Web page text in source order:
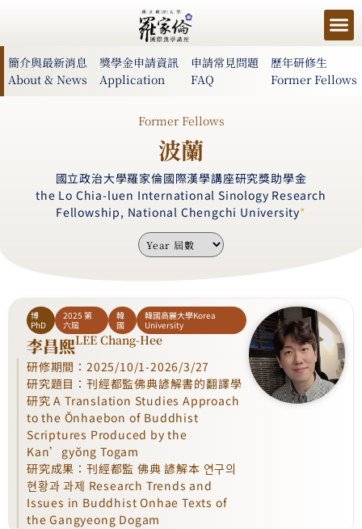
簡介與最新消息
About & News
獎學金申請資訊
Application
申請常見問題
FAQ
歷年研修生
Former Fellows
Former Fellows
波蘭
國立政治大學羅家倫國際漢學講座研究獎助學金
the Lo Chia-luen International Sinology Research
Fellowship, National Chengchi University*
博
PhD
2025 第
六屆
韓
國
韓國高麗大學Korea
University
李昌熙LEE Chang-Hee
研修期間：2025/10/1-2026/3/27
研究題目：刊經都監佛典諺解書的翻譯學
研究 A Translation Studies Approach
to the Ŏnhaebon of Buddhist
Scriptures Produced by the
Kan’gyŏng Togam
研究成果：刊經都監 佛典 諺解本 연구의
현황과 과제 Research Trends and
Issues in Buddhist Onhae Texts of
the Gangyeong Dogam